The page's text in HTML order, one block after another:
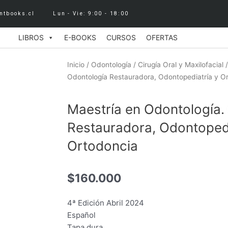
Lun - Vie: 9:00 - 18:00
LIBROS E-BOOKS CURSOS OFERTAS
Inicio / Odontología / Cirugía Oral y Maxilofacial
Odontología Restauradora, Odontopediatría y
Maestría en
Restauradora,
Ortodoncia
$160.000
4ª Edición Abril 2024
Español